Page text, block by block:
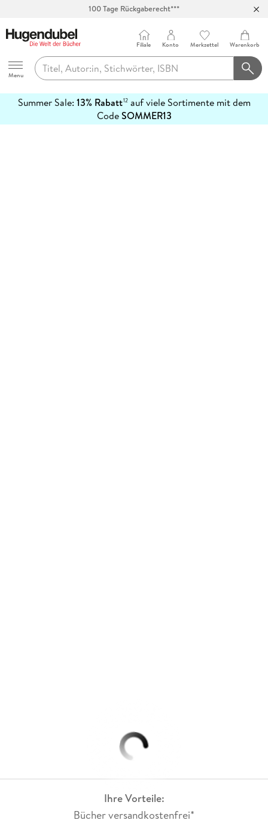
100 Tage Rückgaberecht***
Hugendubel
Menu
Filiale Konto Merkzettel Warenkorb
Summer Sale: 13% Rabatt12auf viele Sortimente mit dem
CodeSOMMER13
erfahren
Ihre Vorteile:
Bücher versandkostenfrei*